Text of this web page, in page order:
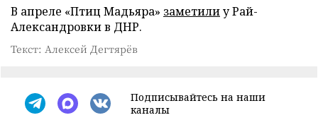
В апреле «Птиц Мадьяра» заметилиу Рай-
Александровки в ДНР.
Текст: Алексей Дегтярёв
Подписывайтесь на наши
каналы